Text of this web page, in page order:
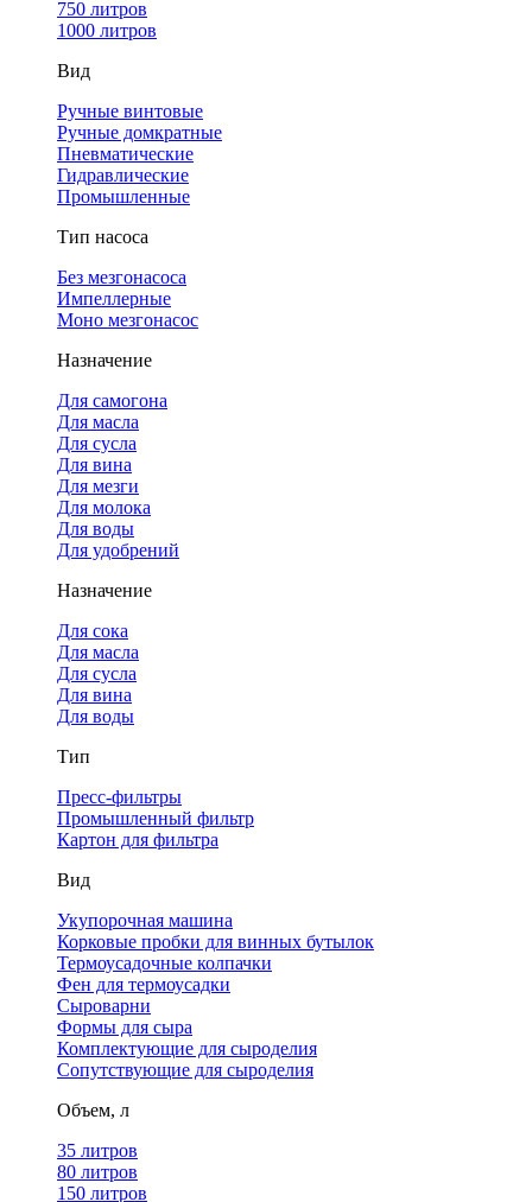
750 литров
1000 литров
Вид
Ручные винтовые
Ручные домкратные
Пневматические
Гидравлические
Промышленные
Тип насоса
Без мезгонасоса
Импеллерные
Моно мезгонасос
Назначение
Для самогона
Для масла
Для сусла
Для вина
Для мезги
Для молока
Для воды
Для удобрений
Назначение
Для сока
Для масла
Для сусла
Для вина
Для воды
Тип
Пресс-фильтры
Промышленный фильтр
Картон для фильтра
Вид
Укупорочная машина
Корковые пробки для винных бутылок
Термоусадочные колпачки
Фен для термоусадки
Сыроварни
Формы для сыра
Комплектующие для сыроделия
Сопутствующие для сыроделия
Объем, л
35 литров
80 литров
150 литров